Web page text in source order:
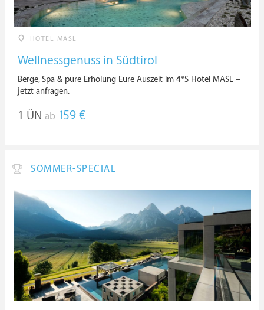
HOTEL MASL
Wellnessgenuss in Südtirol
Berge, Spa & pure Erholung Eure Auszeit im 4*S Hotel MASL –
jetzt anfragen.
1 ÜN ab 159 €
SOMMER-SPECIAL